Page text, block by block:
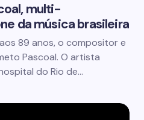
multi-
da música brasileira
89 anos, o compositor e
Pascoal. O artista
do Rio de…